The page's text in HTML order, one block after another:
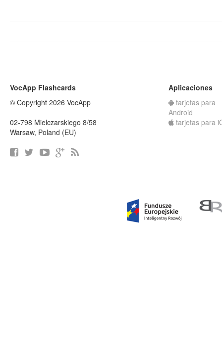
VocApp Flashcards
© Copyright 2026 VocApp
02-798 Mielczarskiego 8/58
Warsaw, Poland (EU)
Aplicaciones
tarjetas para
Android
tarjetas para